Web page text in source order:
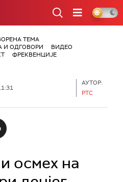
ТЕМА
И ОДГОВОРИ
ВИДЕО
ФРЕКВЕНЦИЈЕ
АУТОР:
РТС
осмех на